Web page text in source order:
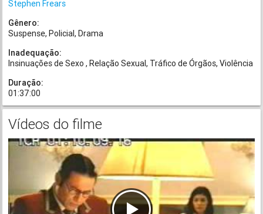
Stephen Frears
Gênero:
Suspense Policial Drama
Inadequação:
Insinuações de Sexo Relação Sexual Tráfico de Órgãos Violência
Duração:
01:37:00
Vídeos do filme